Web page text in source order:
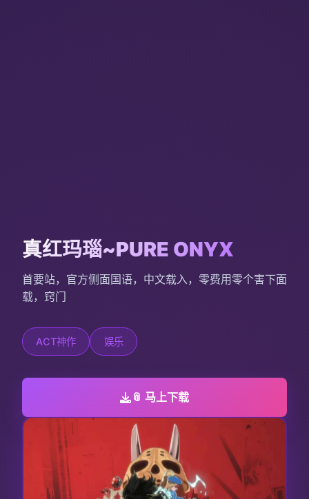
真红玛瑙~PURE ONYX
首要站，官方侧面国语，中文载入，零费用零个害下面
载，窍门
ACT神作 娱乐
📎 马上下载